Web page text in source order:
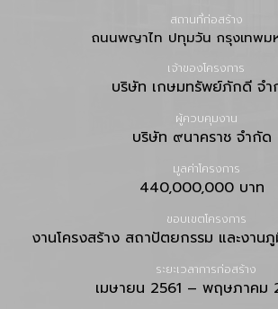
สถานที่ก่อสร้าง
ถนนพญาไท ปทุมวัน กรุงเทพม
เจ้าของโครงการ
บริษัท เกษมทรัพย์ภักดี จํา
ผู้ควบคุมงาน
บริษัท ๙นาคราช จํากัด
มูลค่าโครงการ
440,000,000 บาท
ขอบเขตโครงการ
งานโครงสร้าง สถาปัตยกรรม และงาน
ระยะเวลาการก่อสร้าง
เมษายน 2561 – พฤษภาคม